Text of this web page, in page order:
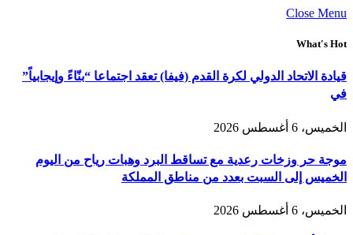
Close Menu
What's Hot
قيادة الاتحاد الدولي لكرة القدم (فيفا) تعقد اجتماعا “بنّاءً وإيجابياً”
في
الخميس، 6 أغسطس 2026
موجة حر وزخات رعدية مع تساقط البرد وهبات رياح من اليوم
الخميس إلى السبت بعدد من مناطق المملكة
الخميس، 6 أغسطس 2026